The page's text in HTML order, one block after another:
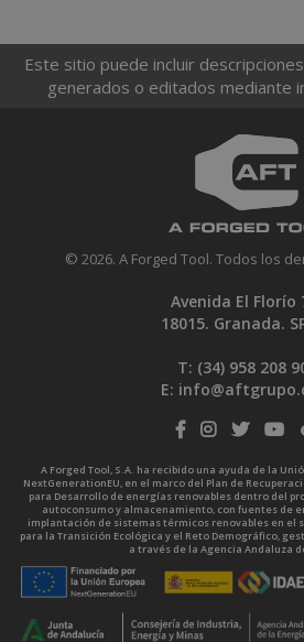
Este sitio puede incluir
generados o editados mediante
© 2026. A Forged Tool. Todos los
Avenida El Florío
18015. Granada.
T: (34) 958 208
E:
A Forged Tool, S.A. ha recibido una ayuda de la
NextGenerationEU, en el marco del Plan de
para Desarrollo de energías renovables dentro del
autoconsumo y almacenamiento, con fuentes de
implantación de sistemas térmicos renovables en
para la Transición Ecológica y el Reto Demográfico,
a través de la Agencia Andaluza